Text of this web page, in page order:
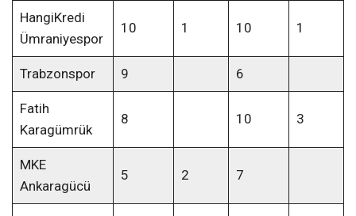
HangiKredi
Ümraniyespor
10 1 10 1
Trabzonspor 9 6
Fatih
Karagümrük
8 10 3
MKE
Ankaragücü
5 2 7